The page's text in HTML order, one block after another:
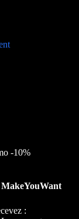
-10%
MakeYouWant
: